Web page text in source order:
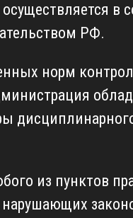
в
РФ.
норм
из пунктов